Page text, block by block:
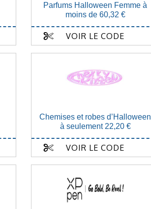
Parfums Halloween Femme à
moins de 60,32 €
VOIR LE CODE
Chemises et robes d’Halloween
à seulement 22,20 €
VOIR LE CODE